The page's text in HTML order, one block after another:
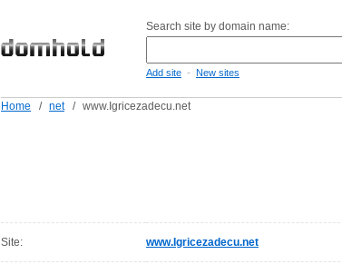
Search site by domain name:
Add site - New sites
Home / net / www.Igricezadecu.net
Site: www.Igricezadecu.net